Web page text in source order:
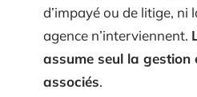
d’impayé ou de litige, ni
agence n’interviennent.
assume seul la gestion
associés.